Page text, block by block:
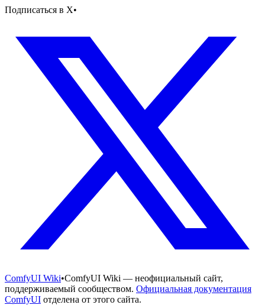
Подписаться в X•
ComfyUI Wiki•ComfyUI Wiki — неофициальный сайт,
поддерживаемый сообществом. Официальная документация
ComfyUI отделена от этого сайта.